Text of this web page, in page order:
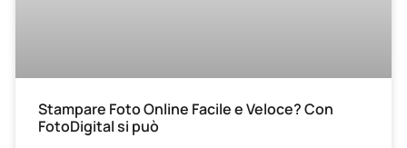
Stampare Foto Online Facile e Veloce? Con
FotoDigital si può